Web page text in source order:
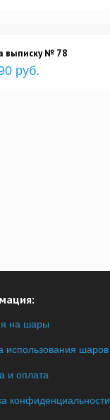
выписку № 78
руб.
на шары
использования шаров
и оплата
конфиденциальности